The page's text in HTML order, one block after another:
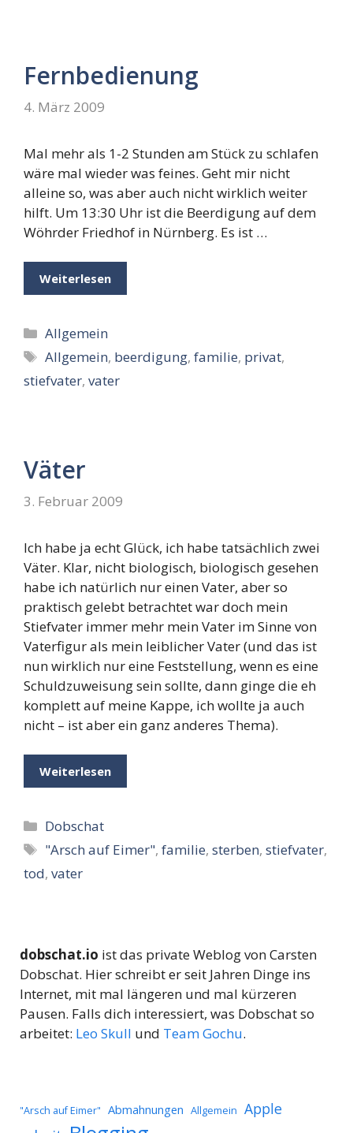
Fernbedienung
4. März 2009
Mal mehr als 1-2 Stunden am Stück zu schlafen
wäre mal wieder was feines. Geht mir nicht
alleine so, was aber auch nicht wirklich weiter
hilft. Um 13:30 Uhr ist die Beerdigung auf dem
Wöhrder Friedhof in Nürnberg. Es ist …
Weiterlesen
Kategorien
Allgemein
Schlagwörter
Allgemein, beerdigung,familie, privat,
stiefvater, vater
Väter
3. Februar 2009
Ich habe ja echt Glück, ich habe tatsächlich zwei
Väter. Klar, nicht biologisch, biologisch gesehen
habe ich natürlich nur einen Vater, aber so
praktisch gelebt betrachtet war doch mein
Stiefvater immer mehr mein Vater im Sinne von
Vaterfigur als mein leiblicher Vater (und das ist
nun wirklich nur eine Feststellung, wenn es eine
Schuldzuweisung sein sollte, dann ginge die eh
komplett auf meine Kappe, ich wollte ja auch
nicht – ist aber ein ganz anderes Thema).
Weiterlesen
Kategorien
Dobschat
Schlagwörter
"Arsch auf Eimer",familie,sterben,stiefvater,
tod, vater
dobschat.io ist das private Weblog von Carsten
Dobschat. Hier schreibt er seit Jahren Dinge ins
Internet, mit mal längeren und mal kürzeren
Pausen. Falls dich interessiert, was Dobschat so
arbeitet: Leo Skull und Team Gochu.
"Arsch auf Eimer" Abmahnungen Allgemein Apple